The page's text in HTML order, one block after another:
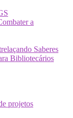
a
Saberes
Bibliotecários
projetos